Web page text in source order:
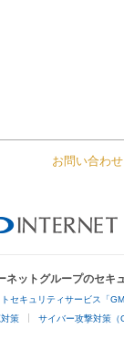
お問い合わせ
ネットグループのセキ
セキュリティサービス「
策 サイバー攻撃対策（